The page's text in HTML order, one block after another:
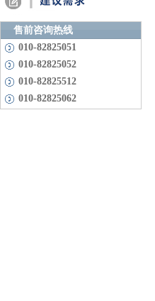
售前咨询热线
010-82825051
010-82825052
010-82825512
010-82825062